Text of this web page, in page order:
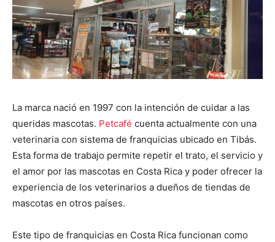
La marca nació en 1997 con la intención de cuidar a las
queridas mascotas. Petcafé cuenta actualmente con una
veterinaria con sistema de franquicias ubicado en Tibás.
Esta forma de trabajo permite repetir el trato, el servicio y
el amor por las mascotas en Costa Rica y poder ofrecer la
experiencia de los veterinarios a dueños de tiendas de
mascotas en otros países.
Este tipo de franquicias en Costa Rica funcionan como